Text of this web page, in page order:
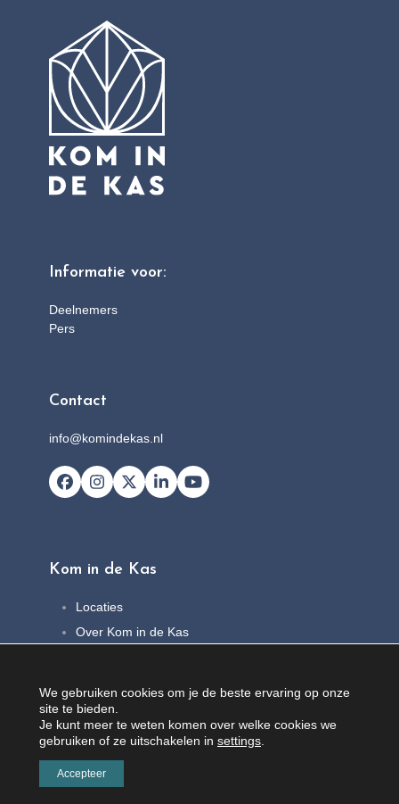
Informatie voor:
Deelnemers
Pers
Contact
info@komindekas.nl
Facebook
Instagram
X LinkedInYouTube
Kom in de Kas
Locaties
Over Kom in de Kas
Contact
We gebruiken cookies om je de beste ervaring op onze
site te bieden.
Je kunt meer te weten komen over welke cookies we
gebruiken of ze uitschakelen in settings
Accepteer